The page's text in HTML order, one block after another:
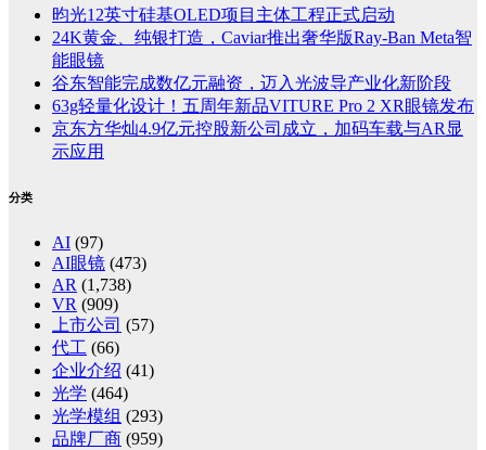
昀光12英寸硅基OLED项目主体工程正式启动
24K黄金、纯银打造，Caviar推出奢华版Ray-Ban Meta智
能眼镜
谷东智能完成数亿元融资，迈入光波导产业化新阶段
63g轻量化设计！五周年新品VITURE Pro 2 XR眼镜发布
京东方华灿4.9亿元控股新公司成立，加码车载与AR显
示应用
分类
AI (97)
AI眼镜 (473)
AR (1,738)
VR (909)
上市公司 (57)
代工 (66)
企业介绍 (41)
光学 (464)
光学模组 (293)
品牌厂商 (959)